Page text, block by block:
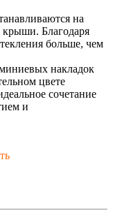
на
Благодаря
больше, чем
накладок
цвете
сочетание
и